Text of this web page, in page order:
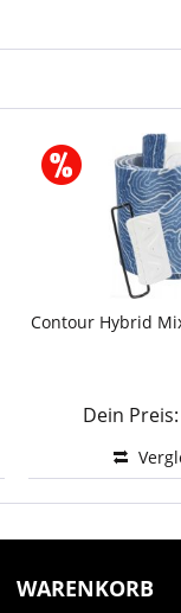
Contour Hybrid
Dein Preis:
WARENKORB